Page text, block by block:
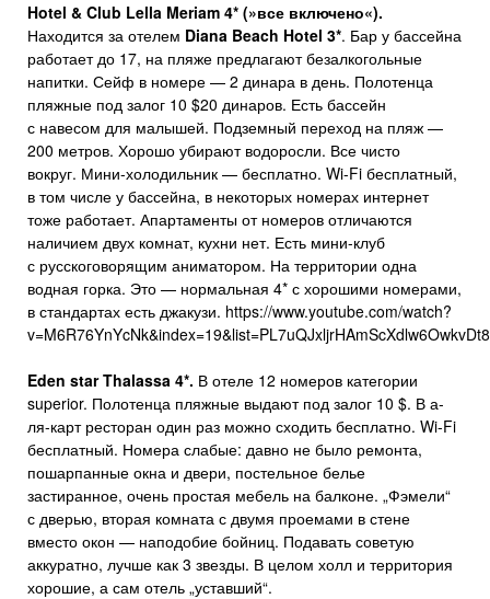
Hotel & Club Lella Meriam 4* (»все включено«).
Находится за отелем Diana Beach Hotel 3*. Бар у бассейна
работает до 17, на пляже предлагают безалкогольные
напитки. Сейф в номере — 2 динара в день. Полотенца
пляжные под залог 10 $20 динаров. Есть бассейн
с навесом для малышей. Подземный переход на пляж —
200 метров. Хорошо убирают водоросли. Все чисто
вокруг. Мини-холодильник — бесплатно. Wi-Fi бесплатный,
в том числе у бассейна, в некоторых номерах интернет
тоже работает. Апартаменты от номеров отличаются
наличием двух комнат, кухни нет. Есть мини-клуб
с русскоговорящим аниматором. На территории одна
водная горка. Это — нормальная 4* с хорошими номерами,
в стандартах есть джакузи. https://www.youtube.com/watch?
Eden star Thalassa 4*. В отеле 12 номеров категории
superior. Полотенца пляжные выдают под залог 10 $. В а-
ля-карт ресторан один раз можно сходить бесплатно. Wi-Fi
бесплатный. Номера слабые: давно не было ремонта,
пошарпанные окна и двери, постельное белье
застиранное, очень простая мебель на балконе. „Фэмели“
с дверью, вторая комната с двумя проемами в стене
вместо окон — наподобие бойниц. Подавать советую
аккуратно, лучше как 3 звезды. В целом холл и территория
хорошие, а сам отель „уставший“.